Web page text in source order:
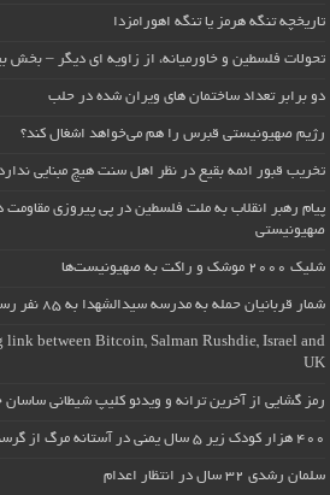
تاریخچه تنگه هرمز یا تنگه اهورامزدا
تحولات فلسطین و خاورمیانه، از زاویه ای دیگر –
دو برابر تعداد ساختمان های ویران شده در حلب
رژیم صهیونیستی قبرس را هم می‌خواهد اشغال کند؟
تخریب قبور ائمه بقیع در نظر اهل سنت هیچ مبنایی
پیام رهبر انقلاب به ملت فلسطین در پی پیروزی
صهیونیستی
شلیک ۲۰۰۰ موشک و راکت به صهیونیست‌ها
شمار قربانیان حمله به مدرسه سیدالشهدا به ۸۵ نفر رسید
link between Bitcoin, Salman Rushdie, Israel and
UK
رمز گشایی از آخرین ترانه و ویدئو کلیپ شیطانی
۴۰۰ هزار کودک زیر ۵ سال یمنی در آستانه مرگ از گرسنگی
سلمان رشدی ۳۲ سال در انتظار اعدام